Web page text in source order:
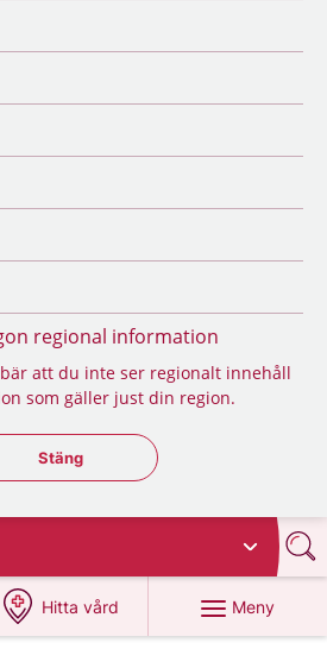
regional information
att du inte ser regionalt innehåll
som gäller just din region.
Stäng regionsväljaren
Stäng
Hitta vård
på 1177.se
Meny